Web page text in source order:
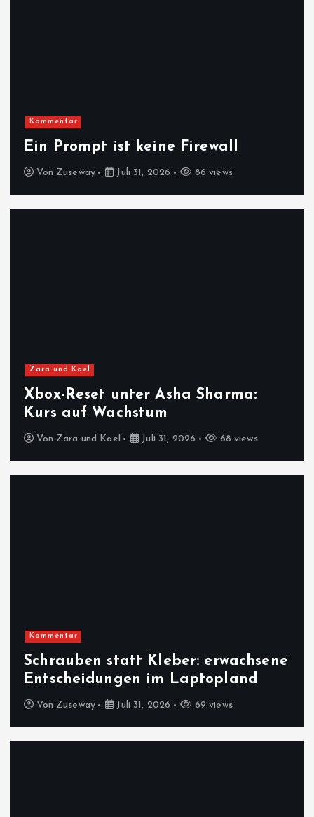
Kommentar
Ein Prompt ist keine Firewall
Von Zuseway Juli 31, 2026 86 views
Zara und Kael
Xbox-Reset unter Asha Sharma:
Kurs auf Wachstum
Von Zara und Kael Juli 31, 2026 68 views
Kommentar
Schrauben statt Kleber: erwachsene
Entscheidungen im Laptopland
Von Zuseway Juli 31, 2026 69 views